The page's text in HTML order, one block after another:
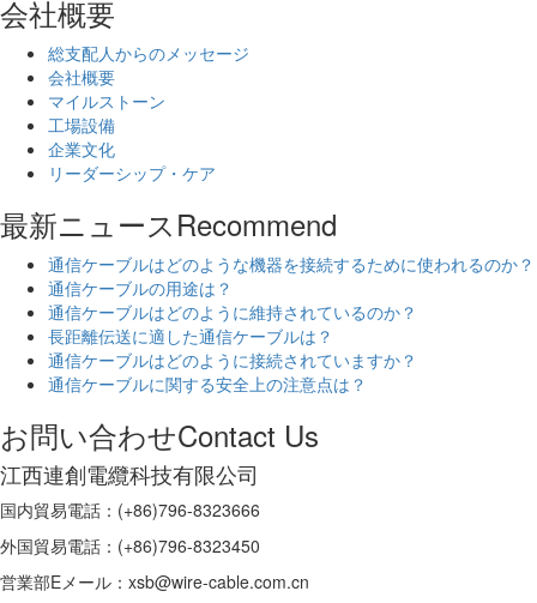
会社概要
総支配人からのメッセージ
会社概要
マイルストーン
工場設備
企業文化
リーダーシップ・ケア
最新ニュースRecommend
通信ケーブルはどのような機器を接続するために使われるのか？
通信ケーブルの用途は？
通信ケーブルはどのように維持されているのか？
長距離伝送に適した通信ケーブルは？
通信ケーブルはどのように接続されていますか？
通信ケーブルに関する安全上の注意点は？
お問い合わせContact Us
江西連創電纜科技有限公司
国内貿易電話：(+86)796-8323666
外国貿易電話：(+86)796-8323450
営業部Eメール：xsb@wire-cable.com.cn